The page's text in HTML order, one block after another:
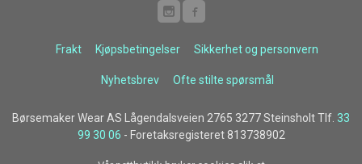
Frakt Kjøpsbetingelser Sikkerhet og personvern
Nyhetsbrev Ofte stilte spørsmål
Børsemaker Wear AS Lågendalsveien 2765 3277 Steinsholt Tlf. 33
99 30 06 - Foretaksregisteret 813738902